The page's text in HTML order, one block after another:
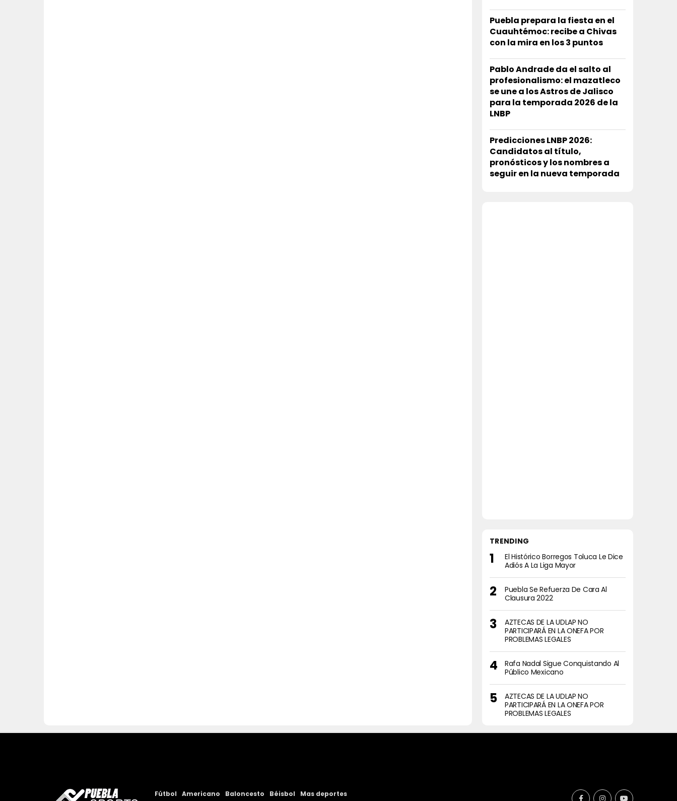
Puebla prepara la fiesta en el
Cuauhtémoc: recibe a Chivas
con la mira en los 3 puntos
Pablo Andrade da el salto al
profesionalismo: el mazatleco
se une a los Astros de Jalisco
para la temporada 2026 de la
LNBP
Predicciones LNBP 2026:
Candidatos al título,
pronósticos y los nombres a
seguir en la nueva temporada
TRENDING
El Histórico Borregos Toluca Le Dice
Adiós A La Liga Mayor
Puebla Se Refuerza De Cara Al
Clausura 2022
AZTECAS DE LA UDLAP NO
PARTICIPARÁ EN LA ONEFA POR
PROBLEMAS LEGALES
Rafa Nadal Sigue Conquistando Al
Público Mexicano
AZTECAS DE LA UDLAP NO
PARTICIPARÁ EN LA ONEFA POR
PROBLEMAS LEGALES
Fútbol Americano Baloncesto Béisbol
Mas deportes